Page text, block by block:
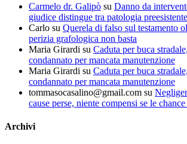
Carmelo dr. Galipò su Danno da
giudice distingue tra patologia
Carlo su Querela di falso sul testamento
perizia grafologica non basta
Maria Girardi su Caduta per buca
condannato per mancata manutenzione
Maria Girardi su Caduta per buca
condannato per mancata manutenzione
tommasocasalino@gmail.com su
cause perse, niente compensi se le
Archivi